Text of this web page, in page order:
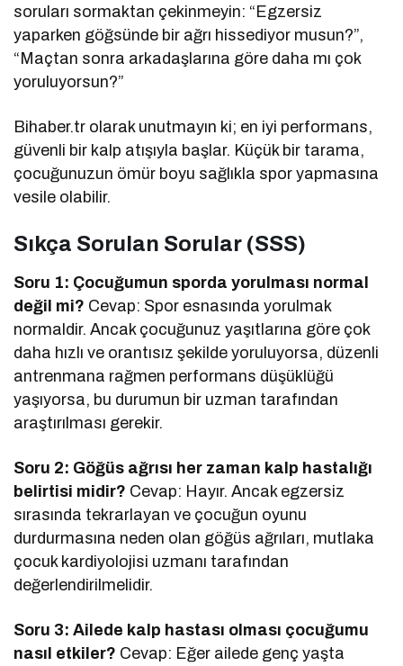
soruları sormaktan çekinmeyin: “Egzersiz
yaparken göğsünde bir ağrı hissediyor musun?”,
“Maçtan sonra arkadaşlarına göre daha mı çok
yoruluyorsun?”
Bihaber.tr olarak unutmayın ki; en iyi performans,
güvenli bir kalp atışıyla başlar. Küçük bir tarama,
çocuğunuzun ömür boyu sağlıkla spor yapmasına
vesile olabilir.
Sıkça Sorulan Sorular (SSS)
Soru 1: Çocuğumun sporda yorulması normal
değil mi? Cevap: Spor esnasında yorulmak
normaldir. Ancak çocuğunuz yaşıtlarına göre çok
daha hızlı ve orantısız şekilde yoruluyorsa, düzenli
antrenmana rağmen performans düşüklüğü
yaşıyorsa, bu durumun bir uzman tarafından
araştırılması gerekir.
Soru 2: Göğüs ağrısı her zaman kalp hastalığı
belirtisi midir? Cevap: Hayır. Ancak egzersiz
sırasında tekrarlayan ve çocuğun oyunu
durdurmasına neden olan göğüs ağrıları, mutlaka
çocuk kardiyolojisi uzmanı tarafından
değerlendirilmelidir.
Soru 3: Ailede kalp hastası olması çocuğumu
nasıl etkiler? Cevap: Eğer ailede genç yaşta